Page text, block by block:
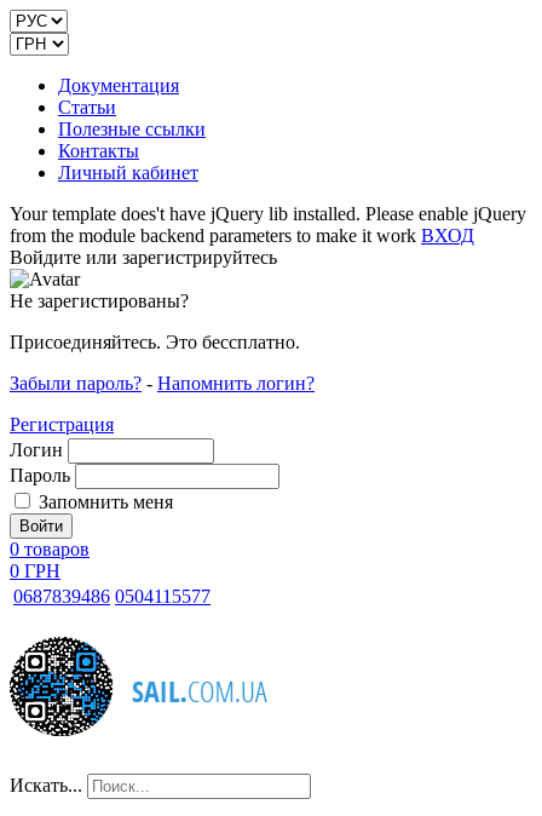
Документация
Статьи
Полезные ссылки
Контакты
Личный кабинет
Your template does't have jQuery lib installed. Please enable jQuery
from the module backend parameters to make it work ВХОД
Войдите или зарегистрируйтесь
Не зарегистированы?
Присоединяйтесь. Это бессплатно.
Забыли пароль? - Напомнить логин?
Регистрация
Логин
Пароль
Запомнить меня
0 товаров
0 ГРН
0687839486 0504115577
Искать...